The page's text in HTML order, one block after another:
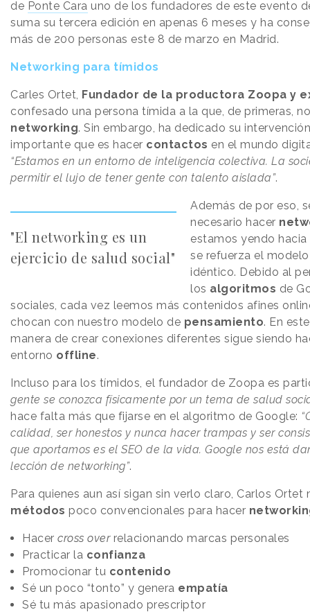
de Ponte Cara uno de los fundadores de este evento
suma su tercera edición en apenas 6 meses y ha
más de 200 personas este 8 de marzo en Madrid.
Networking para tímidos
Carles Ortet, Fundador de la productora Zoopa y
confesado una persona tímida a la que, de primeras,
networking. Sin embargo, ha dedicado su
importante que es hacer contactos en el mundo
“Estamos en un entorno de inteligencia colectiva. La
permitir el lujo de tener gente con talento aislada”.
"El networking es un
ejercicio de salud social"
Además de por eso,
necesario hacer
estamos yendo
se refuerza el
idéntico. Debido al
los algoritmos de
sociales, cada vez leemos más contenidos afines
chocan con nuestro modelo de pensamiento. En
manera de crear conexiones diferentes sigue siendo
entorno offline.
Incluso para los tímidos, el fundador de Zoopa es
gente se conozca físicamente por un tema de salud
hace falta más que fijarse en el algoritmo de Google:
calidad, ser honestos y nunca hacer trampas y ser
que aportamos es el SEO de la vida. Google nos está
lección de networking”.
Para quienes aun así sigan sin verlo claro, Carlos
métodos poco convencionales para hacer
Hacer cross overrelacionando marcas personales
Practicar la confianza
Promocionar tu contenido
Sé un poco “tonto” y genera empatía
Sé tu más apasionado prescriptor